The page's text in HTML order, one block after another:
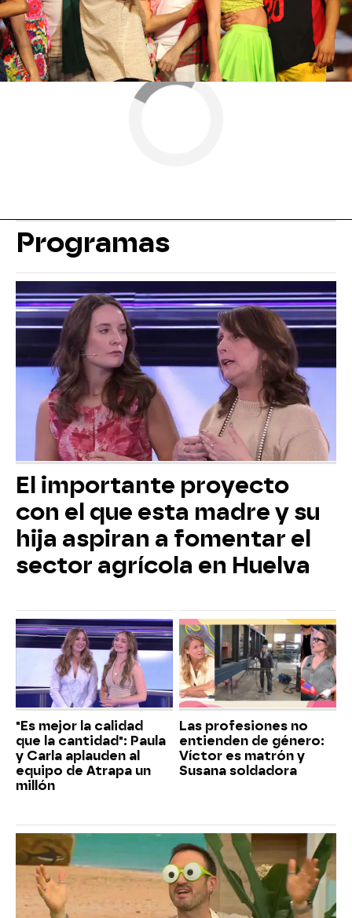
Programas
El importante proyecto
con el que esta madre y su
hija aspiran a fomentar el
sector agrícola en Huelva
"Es mejor la calidad
que la cantidad": Paula
y Carla aplauden al
equipo de Atrapa un
millón
Las profesiones no
entienden de género:
Víctor es matrón y
Susana soldadora